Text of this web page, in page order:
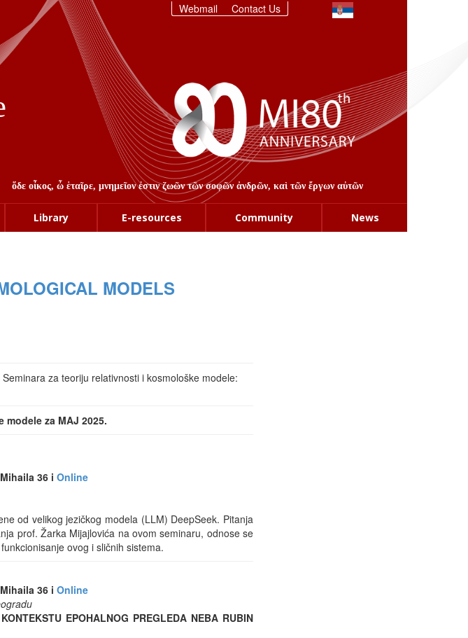
Webmail Contact Us
ὅδε οἶκος, ὦ ἑταῖρε, μνημεῖον ἐστιν ζωῶν τῶν σοφῶν ἀνδρῶν, καὶ τῶν ἔργων αὐτῶν
Library E-resources Community News
MODELS
za teoriju relativnosti i kosmološke modele:
za MAJ 2025.
36 i Online
od velikog jezičkog modela (LLM) DeepSeek. Pitanja
prof. Žarka Mijajlovića na ovom seminaru, odnose se
ovog i sličnih sistema.
36 i Online
EPOHALNOG PREGLEDA NEBA RUBIN